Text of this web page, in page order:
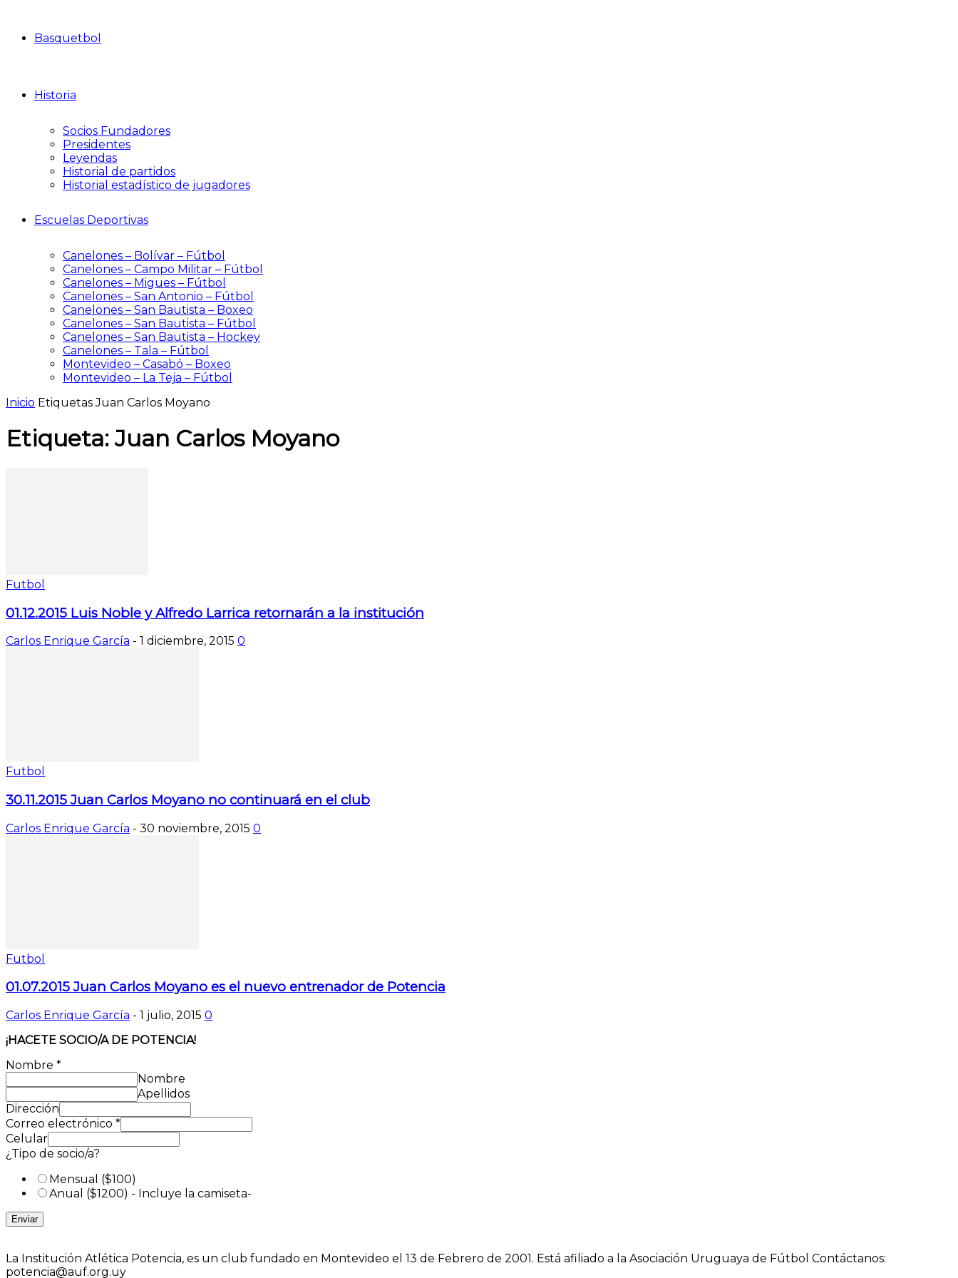
Basquetbol
Historia
Socios Fundadores
Presidentes
Leyendas
Historial de partidos
Historial estadístico de jugadores
Escuelas Deportivas
Canelones – Bolívar – Fútbol
Canelones – Campo Militar – Fútbol
Canelones – Migues – Fútbol
Canelones – San Antonio – Fútbol
Canelones – San Bautista – Boxeo
Canelones – San Bautista – Fútbol
Canelones – San Bautista – Hockey
Canelones – Tala – Fútbol
Montevideo – Casabó – Boxeo
Montevideo – La Teja – Fútbol
Inicio Etiquetas Juan Carlos Moyano
Etiqueta: Juan Carlos Moyano
Futbol
01.12.2015 Luis Noble y Alfredo Larrica retornarán a la institución
Carlos Enrique García - 1 diciembre, 2015 0
Futbol
30.11.2015 Juan Carlos Moyano no continuará en el club
Carlos Enrique García - 30 noviembre, 2015 0
Futbol
01.07.2015 Juan Carlos Moyano es el nuevo entrenador de Potencia
Carlos Enrique García - 1 julio, 2015 0
¡HACETE SOCIO/A DE POTENCIA!
Nombre *
Nombre
Apellidos
Dirección
Correo electrónico *
Celular
¿Tipo de socio/a?
Mensual ($100)
Anual ($1200) - Incluye la camiseta-
Enviar
La Institución Atlética Potencia, es un club fundado en Montevideo el 13 de Febrero de 2001. Está afiliado a la Asociación Uruguaya de Fútbol Contáctanos:
potencia@auf.org.uy